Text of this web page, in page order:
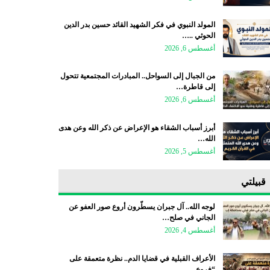
المولد النبوي في فكر الشهيد القائد حسين بدر الدين
الحوثي ..…
أغسطس 6, 2026
من الجبال إلى السواحل.. المبادرات المجتمعية تتحول
إلى قاطرة…
أغسطس 6, 2026
أبرز أسباب الشقاء هو الإعراض عن ذكر الله وعن هدى
الله…
أغسطس 5, 2026
قبيلتي
لوجه الله.. آل جبران يسطّرون أروع صور العفو عن
الجاني في صلح…
أغسطس 4, 2026
الأعراف القبلية في قضايا الدم.. نظرة متعمقة على